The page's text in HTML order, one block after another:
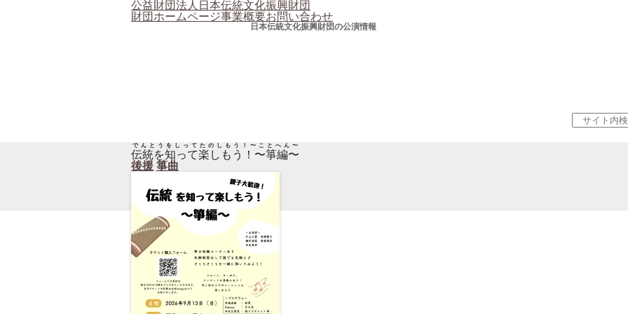
公益財団法人日本伝統文化振興財団
財団ホームページ事業概要お問い合わせ
日本伝統文化振興財団の公演情報
伝統を知って楽しもう！〜箏編〜
でんとうをしってたのしもう！〜ことへん〜
後援 箏曲